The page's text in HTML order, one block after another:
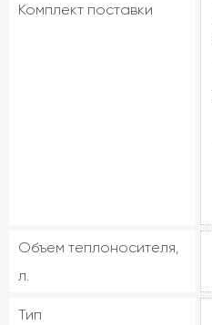
Комплект поставки
Объем теплоносителя,
л.
Тип